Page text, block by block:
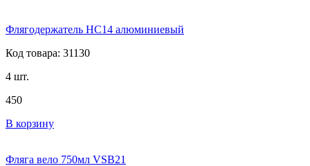
Флягодержатель HC14 алюминиевый
Код товара: 31130
4 шт.
450
В корзину
Фляга вело 750мл VSB21